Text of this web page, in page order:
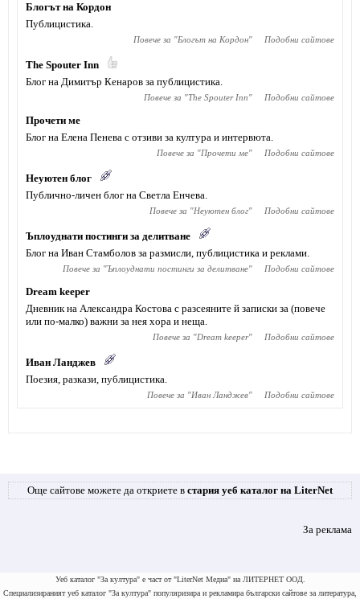
Блогът на Кордон
Публицистика.
Повече за "Блогът на Кордон" Подобни сайтове
The Spouter Inn
Блог на Димитър Кенаров за публицистика.
Повече за "The Spouter Inn" Подобни сайтове
Прочети ме
Блог на Елена Пенева с отзиви за култура и интервюта.
Повече за "Прочети ме" Подобни сайтове
Неуютен блог
Публично-личен блог на Светла Енчева.
Повече за "Неуютен блог" Подобни сайтове
Ъплоуднати постинги за делитване
Блог на Иван Стамболов за размисли, публицистика и реклами.
Повече за "Ъплоуднати постинги за делитване" Подобни сайтове
Dream keeper
Дневник на Александра Костова с разсеяните й записки за (повече
или по-малко) важни за нея хора и неща.
Повече за "Dream keeper" Подобни сайтове
Иван Ланджев
Поезия, разкази, публицистика.
Повече за "Иван Ланджев" Подобни сайтове
Още сайтове можете да откриете в стария уеб каталог на LiterNet
За реклама
Уеб каталог "За култура" е част от "LiterNet Медиа" на ЛИТЕРНЕТ ООД.
Специализираният уеб каталог "За култура" популяризира и рекламира български сайтове за литература,